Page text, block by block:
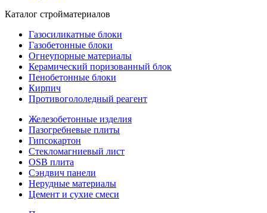
Каталог стройматериалов
Газосиликатные блоки
Газобетонные блоки
Огнеупорные материалы
Керамический поризованный блок
Пенобетонные блоки
Кирпич
Противогололедный реагент
Железобетонные изделия
Пазогребневые плиты
Гипсокартон
Стекломагниевый лист
OSB плита
Сэндвич панели
Нерудные материалы
Цемент и сухие смеси